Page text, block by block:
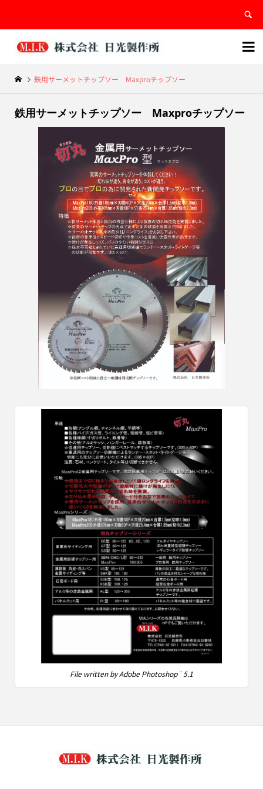


鉄用サーメットチップソー Maxproチップソー
鉄用サーメットチップソー Maxproチップソー
File written by Adobe Photoshop¨ 5.1